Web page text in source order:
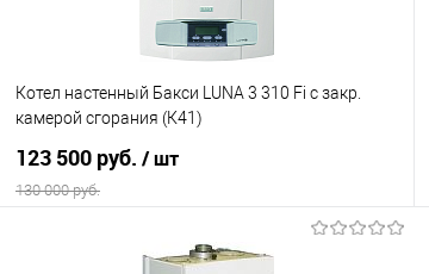
Котел настенный Бакси LUNA 3 310 Fi с закр.
камерой сгорания (К41)
123 500 руб. / шт
130 000 руб.
В корзину